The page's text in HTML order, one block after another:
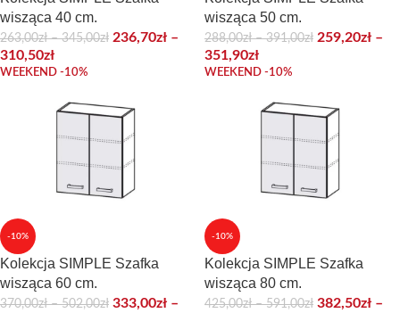
wisząca 40 cm.
263,00zł – 345,00zł 236,70zł –
310,50zł
WEEKEND -10%
wisząca 50 cm.
288,00zł – 391,00zł 259,20zł –
351,90zł
WEEKEND -10%
-10%
Kolekcja SIMPLE Szafka
wisząca 60 cm.
370,00zł – 502,00zł 333,00zł –
-10%
Kolekcja SIMPLE Szafka
wisząca 80 cm.
425,00zł – 591,00zł 382,50zł –